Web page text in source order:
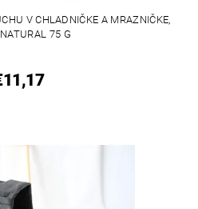
V CHLADNIČKE A MRAZNIČKE,
75 G